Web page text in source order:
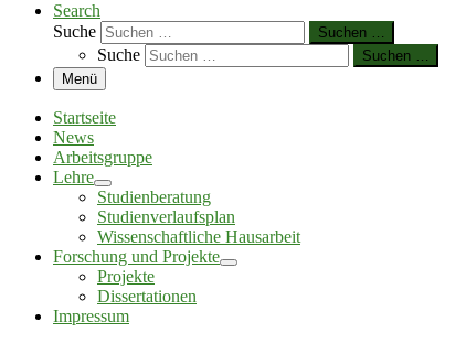
Search
Suche
Suchen …
Suche
Suchen …
Menü
Startseite
News
Arbeitsgruppe
Lehre
Studienberatung
Studienverlaufsplan
Wissenschaftliche Hausarbeit
Forschung und Projekte
Projekte
Dissertationen
Impressum